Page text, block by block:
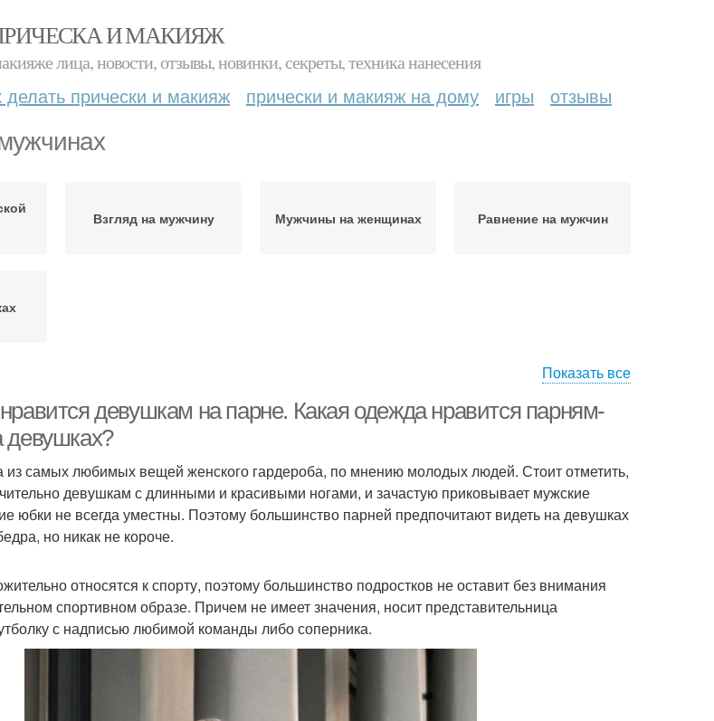
И МАКИЯЖ
лица, новости, отзывы, новинки, секреты, техника нанесения
делать прически и макияж прически и макияж на дому игры отзывы
Взгляд на мужчину Мужчины на женщинах Равнение на мужчин
Показать все
девушкам на парне. Какая одежда нравится парням-
девушках?
самых любимых вещей женского гардероба, по мнению молодых людей. Стоит отметить,
девушкам с длинными и красивыми ногами, и зачастую приковывает мужские
юбки не всегда уместны. Поэтому большинство парней предпочитают видеть на девушках
но никак не короче.
относятся к спорту, поэтому большинство подростков не оставит без внимания
спортивном образе. Причем не имеет значения, носит представительница
с надписью любимой команды либо соперника.